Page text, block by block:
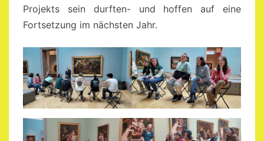
Projekts sein durften- und hoffen auf eine
Fortsetzung im nächsten Jahr.